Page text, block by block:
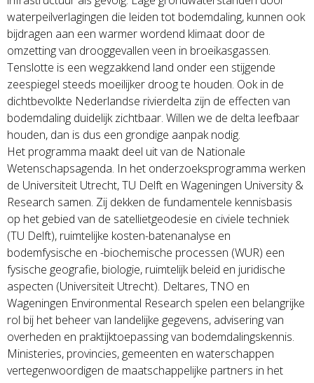
waterpeilverlagingen die leiden tot bodemdaling, kunnen ook
bijdragen aan een warmer wordend klimaat door de
omzetting van drooggevallen veen in broeikasgassen.
Tenslotte is een wegzakkend land onder een stijgende
zeespiegel steeds moeilijker droog te houden. Ook in de
dichtbevolkte Nederlandse rivierdelta zijn de effecten van
bodemdaling duidelijk zichtbaar. Willen we de delta leefbaar
houden, dan is dus een grondige aanpak nodig.
Het programma maakt deel uit van de Nationale
Wetenschapsagenda. In het onderzoeksprogramma werken
de Universiteit Utrecht, TU Delft en Wageningen University &
Research samen. Zij dekken de fundamentele kennisbasis
op het gebied van de satellietgeodesie en civiele techniek
(TU Delft), ruimtelijke kosten-batenanalyse en
bodemfysische en -biochemische processen (WUR) een
fysische geografie, biologie, ruimtelijk beleid en juridische
aspecten (Universiteit Utrecht). Deltares, TNO en
Wageningen Environmental Research spelen een belangrijke
rol bij het beheer van landelijke gegevens, advisering van
overheden en praktijktoepassing van bodemdalingskennis.
Ministeries, provincies, gemeenten en waterschappen
vertegenwoordigen de maatschappelijke partners in het